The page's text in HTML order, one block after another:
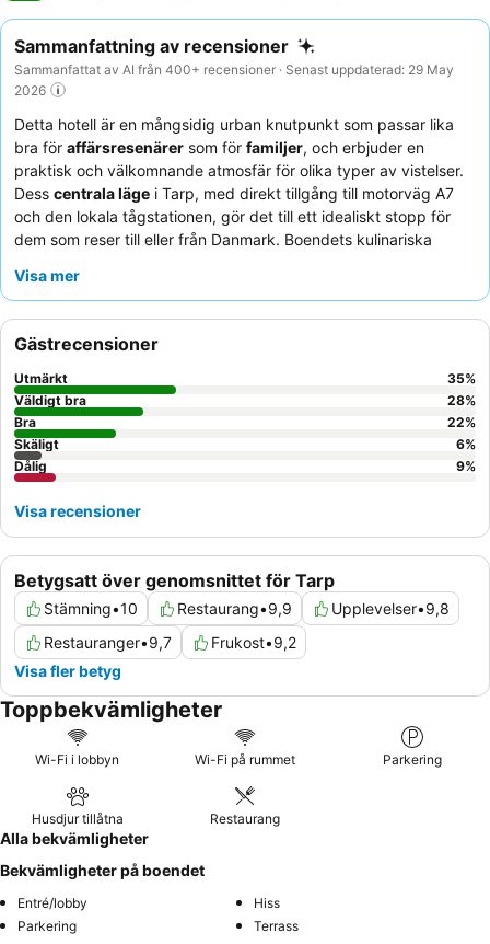
Sammanfattning av recensioner
Sammanfattat av AI från 400+ recensioner · Senast uppdaterad: 29 May
2026
Detta hotell är en mångsidig urban knutpunkt som passar lika
bra för affärsresenärer som för familjer, och erbjuder en
praktisk och välkomnande atmosfär för olika typer av vistelser.
Dess centrala läge i Tarp, med direkt tillgång till motorväg A7
och den lokala tågstationen, gör det till ett idealiskt stopp för
dem som reser till eller från Danmark. Boendets kulinariska
omfattande frukostbuffé som konsekvent får högt beröm.
vänliga servicen
att de går utöver det vanliga. För en lugnare upplevelse,
överväg att be om ett rum i det separata gästhuset.
Visa mer
Betygsatt över genomsnittet för Tarp
Stämning•10 Restaurang•9,9 Upplevelser•9,8
Restauranger•9,7 Frukost•9,2
Visa fler betyg
Gästrecensioner
Utmärkt 35%
Väldigt bra
28%
Bra
22%
Skäligt
6%
Dålig
9%
Visa recensioner
Toppbekvämligheter
Wi-Fi i lobbyn Wi-Fi på rummet Parkering
Husdjur tillåtna Restaurang
Alla bekvämligheter
Bekvämligheter på boendet
Entré/lobby
Hiss
Parkering
Terrass